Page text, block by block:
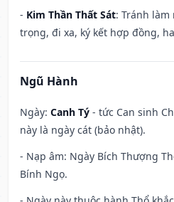
- Kim Thần Thất Sát: Tránh
trọng, đi xa, ký kết hợp đồng,
Ngũ Hành
Ngày: Canh Tý - tức Can sinh
này là ngày cát (bảo nhật).
- Nạp âm: Ngày Bích Thượng
Bính Ngọ.